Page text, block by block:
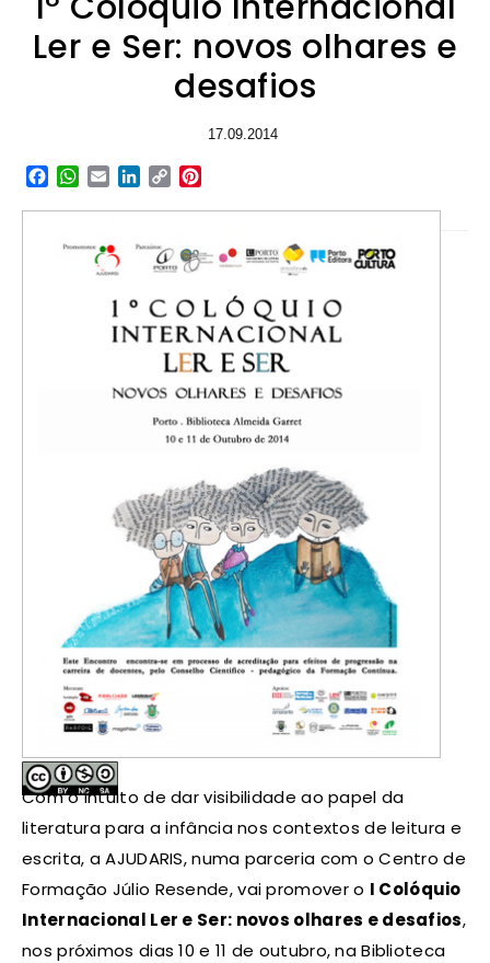
Ler e Ser: novos olhares e
desafios
17.09.2014
Facebook
WhatsApp
EmailLinkedIn
Copy
Com o intuito de dar visibilidade ao papel da
literatura para a infância nos contextos de leitura e
escrita, a AJUDARIS, numa parceria com o Centro de
Formação Júlio Resende, vai promover o I Colóquio
Internacional Ler e Ser: novos olhares e desafios,
nos próximos dias 10 e 11 de outubro, na Biblioteca